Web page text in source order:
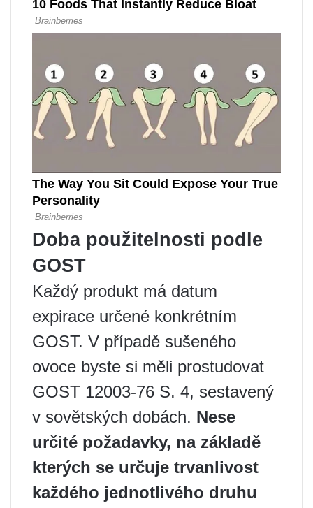
Doba použitelnosti podle
GOST
Každý produkt má datum
expirace určené konkrétním
GOST. V případě sušeného
ovoce byste si měli prostudovat
GOST 12003-76 S. 4, sestavený
v sovětských dobách. Nese
určité požadavky, na základě
kterých se určuje trvanlivost
každého jednotlivého druhu